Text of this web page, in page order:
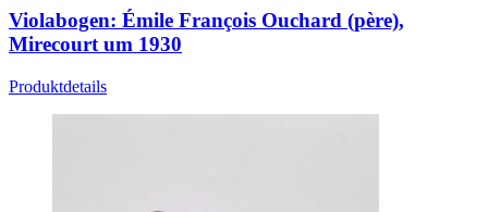
Violabogen: Émile François Ouchard (père),
Mirecourt um 1930
Produktdetails